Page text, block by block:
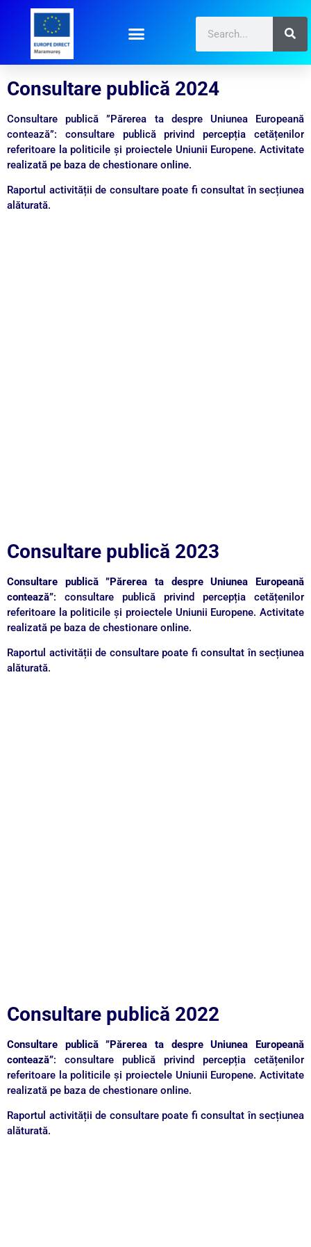
Consultare publică 2024
Consultare publică ”Părerea ta despre Uniunea Europeană
contează”: consultare publică privind percepția cetățenilor
referitoare la politicile și proiectele Uniunii Europene. Activitate
realizată pe baza de chestionare online.
Raportul activității de consultare poate fi consultat în secțiunea
alăturată.
Consultare publică 2023
Consultare publică ”Părerea ta despre Uniunea Europeană
contează”: consultare publică privind percepția cetățenilor
referitoare la politicile și proiectele Uniunii Europene. Activitate
realizată pe baza de chestionare online.
Raportul activității de consultare poate fi consultat în secțiunea
alăturată.
Consultare publică 2022
Consultare publică ”Părerea ta despre Uniunea Europeană
contează”: consultare publică privind percepția cetățenilor
referitoare la politicile și proiectele Uniunii Europene. Activitate
realizată pe baza de chestionare online.
Raportul activității de consultare poate fi consultat în secțiunea
alăturată.